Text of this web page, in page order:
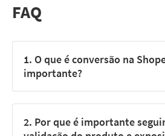
FAQ
1. O que é conversão na
importante?
2. Por que é importante